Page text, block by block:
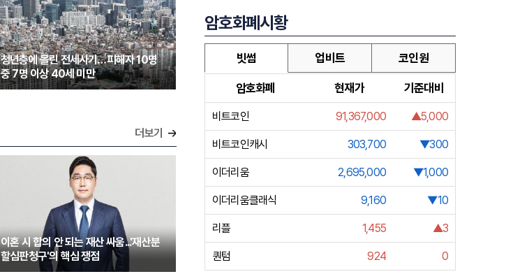
청년층에 몰린 전세사기…피해자 10명
중 7명 이상 40세 미만
더보기
이혼 시 합의 안 되는 재산 싸움...'재산분
할심판청구'의 핵심 쟁점
암호화폐시황
빗썸 업비트 코인원
암호화폐 현재가 기준대비
비트코인 91,367,000 ▲5,000
비트코인캐시 303,700 ▼300
이더리움 2,695,000 ▼1,000
이더리움클래식 9,160 ▼10
리플 1,455 ▲3
퀀텀 924 0